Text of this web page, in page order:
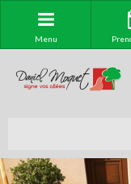
Menu